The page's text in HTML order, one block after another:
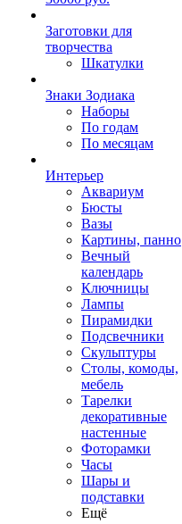
Заготовки для
творчества
Шкатулки
Знаки Зодиака
Наборы
По годам
По месяцам
Интерьер
Аквариум
Бюсты
Вазы
Картины, панно
Вечный
календарь
Ключницы
Лампы
Пирамидки
Подсвечники
Скульптуры
Столы, комоды,
мебель
Тарелки
декоративные
настенные
Фоторамки
Часы
Шары и
подставки
Ещё